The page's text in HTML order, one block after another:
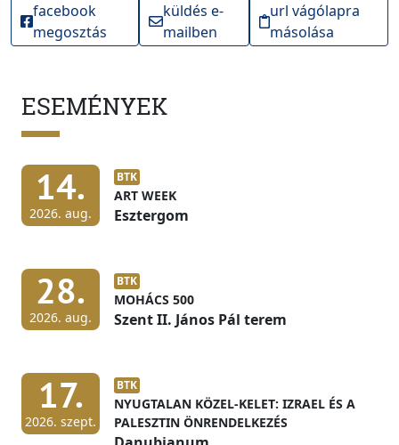
facebook
megosztás
küldés e-
mailben
url vágólapra
másolása
ESEMÉNYEK
14.
2026. aug.
BTK
ART WEEK
Esztergom
28.
2026. aug.
BTK
MOHÁCS 500
Szent II. János Pál terem
17.
2026. szept.
BTK
NYUGTALAN KÖZEL-KELET: IZRAEL ÉS A
PALESZTIN ÖNRENDELKEZÉS